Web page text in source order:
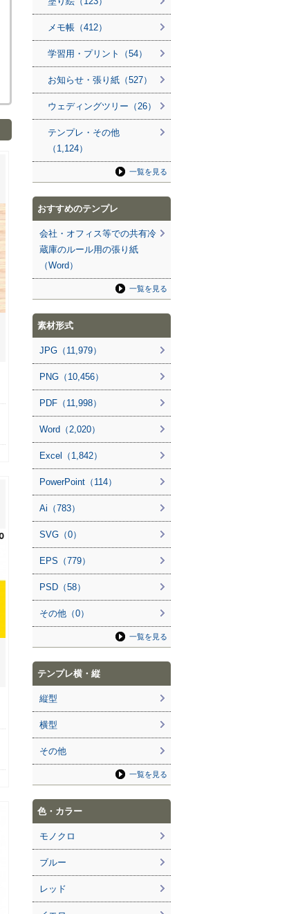
メモ帳（412）
学習用・プリント（54）
お知らせ・張り紙（527）
ウェディングツリー（26）
テンプレ・その他
（1,124）
一覧を見る
おすすめのテンプレ
会社・オフィス等での共有冷
蔵庫のルール用の張り紙
（Word）
一覧を見る
素材形式
JPG（11,979）
PNG（10,456）
PDF（11,998）
Word（2,020）
Excel（1,842）
PowerPoint（114）
Ai（783）
SVG（0）
EPS（779）
PSD（58）
その他（0）
一覧を見る
テンプレ横・縦
縦型
横型
その他
一覧を見る
色・カラー
モノクロ
ブルー
レッド